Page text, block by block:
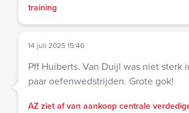
training
14 juli 2025 15:46
Pff Huiberts. Van Duijl was niet sterk
paar oefenwedstrijden. Grote gok!
AZ ziet af van aankoop centrale